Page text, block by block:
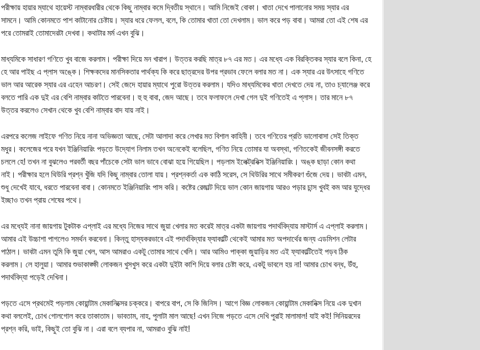
পরীক্ষায় হায়ার ম্যাথে হায়েস্ট নাম্বারধারীর থেকে কিছু নাম্বার কমে দ্বিতীয় স্থানে। আমি নিজেই বোকা। খাতা দেখে পালানোর সময় স্যার এর
সামনে। আমি কোনমতে পাশ কাটানোর চেষ্টায়। স্যার ধরে ফেলল, বলে, কি তোমার খাতা তো দেখলাম। ভাল করে পড় বাবা। আমরা তো এই শেষ এর
পরে তোমরাই তোমাদেরটা দেখবা। কথাটার মর্ম এখন বুঝি।
মাধ্যমিকে সাধারণ গণিতে খুব বাজে করলাম। পরীক্ষা দিয়ে মন খারাপ। উত্তর করছি মাত্র ৮৭ এর মত। এর মধ্যে এক বিরক্তিকর স্যার বলে কিনা, হে
হে আর পাইছ এ প্লাস অঙ্কে। শিক্ষকদের মানসিকতার পার্থক্য কি করে ছাত্রদের উপর প্রভাব ফেলে বলার মত না। এক স্যার এর উৎসাহে গণিতে
ভাল আর আরেক স্যার এর এহেন আচরণ। সেই জেদে হায়ার ম্যাথে পুরো উত্তর করলাম। যদিও মাধ্যমিকের খাতা দেখতে দেয় না, তাও চ্যালেঞ্জ করে
বলতে পারি এক দুই এর বেশি নাম্বার কাটতে পারবেনা। হু হু বাবা, জেদ আছে। তবে ফলাফলে দেখা গেল দুই গণিতেই এ প্লাস। তার মানে ৮৭
উত্তর করলেও সেখান থেকে খুব বেশি নাম্বার বাদ যায় নাই।
এরপরে কলেজ লাইফে গণিত নিয়ে নানা অভিজ্ঞতা আছে, সেটা আলাদা করে লেখার মত বিশাল কাহিনী। তবে গণিতের প্রতি ভালোবাসা সেই তিক্ত
মধুর। কলেজের পরে যখন ইঞ্জিনিয়ারিং পড়তে উদ্যোগ নিলাম তখন অনেকেই বলেছিল, গণিত নিয়ে তোমার যা অবস্থা, গণিতকেই জীবনসঙ্গী করতে
চললে হে! তখন না বুঝলেও পরবর্তী বছর পাঁচেকে সেটা ভাল ভাবে বোঝা হয়ে গিয়েছিল। পড়লাম ইলেক্ট্রনিক্স ইঞ্জিনিয়ারিং। অঙ্ক ছাড়া কোন কথা
নাই। পরীক্ষার হলে থিউরি প্রশ্ন খুঁজি যদি কিছু নাম্বার তোলা যায়। প্রশ্নকর্তা এক কাঠি সরেস, সে থিউরির সাথে সমীকরণ গুঁজে দেয়। ভাবটা এমন,
শুধু দেখেই যাবে, ধরতে পারবেনা বাবা। কোনমতে ইঞ্জিনিয়ারিং পাস করি। কষ্টের রেজাল্ট দিয়ে ভাল কোন জায়গায় আরও পড়ার চান্স খুবই কম আর যুদ্ধের
ইচ্ছাও তখন প্রায় শেষের পথে।
এর মধ্যেই নানা জায়গায় টুকটাক এপ্লাই এর মধ্যে নিজের সাথে জুয়া খেলার মত করেই মাত্র একটা জায়গায় পদার্থবিদ্যায় মাস্টার্স এ এপ্লাই করলাম।
আমার এই উচ্চাশা পাগলেও সমর্থন করবেনা। কিন্তু হাস্যকরভাবে এই পদার্থবিদ্যার ফ্যাকাল্টি থেকেই আমার মত অপদার্থের জন্য এডমিশন লেটার
পাঠাল। ভাবটা এমন তুমি কি জুয়া খেল, আস আমরাও একটু তোমার সাথে খেলি। আর আমিও পাক্কা জুয়াড়ির মত এই ফ্যাকাল্টিতেই পড়ব ঠিক
করলাম। লে হালুয়া। আমার শুভাকাঙ্ক্ষী লোকজন খুসখুস করে একটা দুইটা কাশি দিয়ে বলার চেষ্টা করে, একটু ভাবলে হয় না! আমার চোখ বন্ধ, উঁহু,
পদার্থবিদ্যা পড়েই দেখিনা।
পড়তে এসে প্রথমেই পড়লাম কোয়ান্টাম মেকানিক্সের চক্করে। বাপরে বাপ, সে কি জিনিস। আগে বিজ্ঞ লোকজন কোয়ান্টাম মেকানিক্স নিয়ে এক দুখান
কথা বললেই, চোখ গোলগোল করে তাকাতাম। ভাবতাম, নাহ, পুলাটা মাল আছে! এখন নিজে পড়তে এসে দেখি পুরাই মালামাল! যাই কই! সিনিয়রদের
প্রশ্ন করি, ভাই, কিছুই তো বুঝি না। এরা বলে ব্যপার না, আমরাও বুঝি নাই!